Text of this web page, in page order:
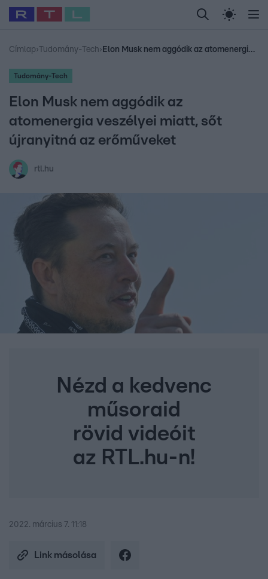
Legfrissebb RTL Híradó Randi Celeb vagyok,
Babits Marcella Most Wanted Gallusz
Címlap› Tudomány-Tech› Elon Musk nem aggódik az atomenergia veszélyei miatt, sőt újranyitná az erőműveket
Tudomány-Tech
Elon Musk nem aggódik az
atomenergia veszélyei miatt, sőt
újranyitná az erőműveket
rtl.hu
Nézd a kedvenc
műsoraid
rövid videóit
az RTL.hu-n!
2022. március 7. 11:18
Link másolása